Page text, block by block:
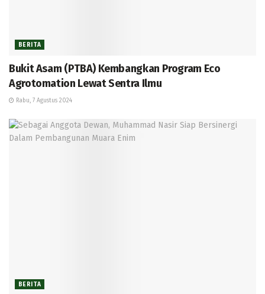
BERITA
Bukit Asam (PTBA) Kembangkan Program Eco
Agrotomation Lewat Sentra Ilmu
Rabu, 7 Agustus 2024
BERITA